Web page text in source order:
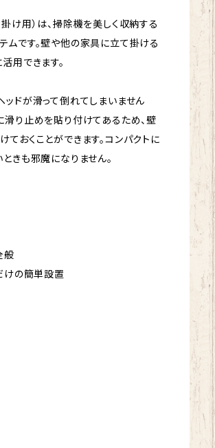
け用）は、掃除機を美しく収納する
ムです。壁や他の家具に立て掛ける
用できます。
ドが滑って倒れてしまいません
滑り止めを貼り付けてあるため、壁
おくことができます。コンパクトに
きも邪魔になりません。
般
けの簡単設置